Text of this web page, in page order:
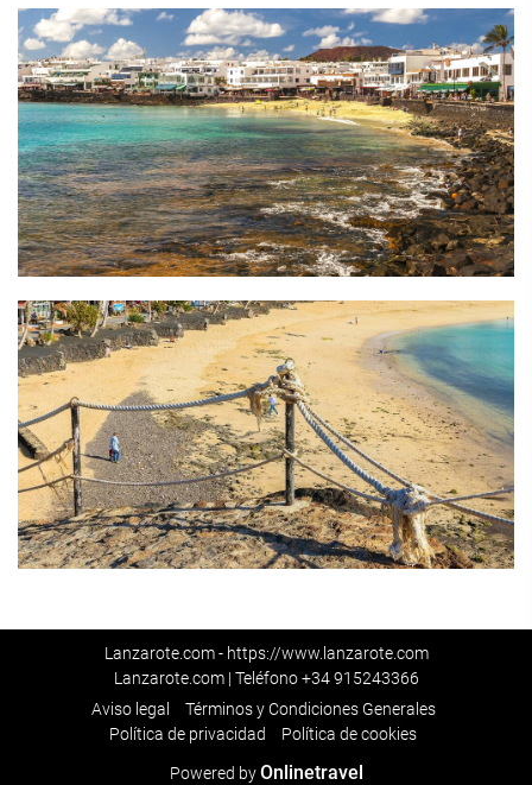
Lanzarote.com - https://www.lanzarote.com
Lanzarote.com | Teléfono+34 915243366
Aviso legal
Términos y Condiciones Generales
Política de privacidad
Política de cookies
Powered byOnlinetravel